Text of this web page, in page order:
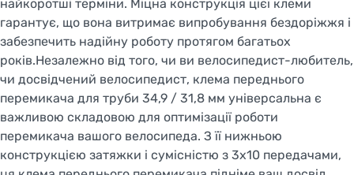
найкоротші терміни. Міцна конструкція цієї клеми
гарантує, що вона витримає випробування бездоріжжя і
забезпечить надійну роботу протягом багатьох
років.Незалежно від того, чи ви велосипедист-любитель,
чи досвідчений велосипедист, клема переднього
перемикача для труби 34,9 / 31,8 мм універсальна є
важливою складовою для оптимізації роботи
перемикача вашого велосипеда. З її нижньою
конструкцією затяжки і сумісністю з 3x10 передачами,